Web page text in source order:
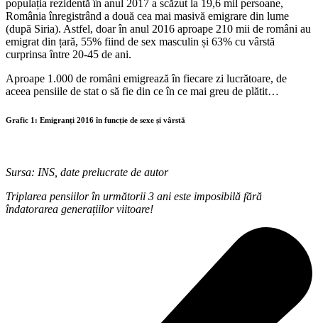
populația rezidentă în anul 2017 a scăzut la 19,6 mil persoane,
România înregistrând a două cea mai masivă emigrare din lume
(după Siria). Astfel, doar în anul 2016 aproape 210 mii de români au
emigrat din țară, 55% fiind de sex masculin și 63% cu vârstă
curprinsa între 20-45 de ani.
Aproape 1.000 de români emigrează în fiecare zi lucrătoare, de
aceea pensiile de stat o să fie din ce în ce mai greu de plătit…
Grafic 1: Emigranți 2016 în funcție de sexe și vârstă
Sursa: INS, date prelucrate de autor
Triplarea pensiilor în următorii 3 ani este imposibilă fără
îndatorarea generațiilor viitoare!